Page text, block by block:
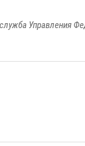
Управления